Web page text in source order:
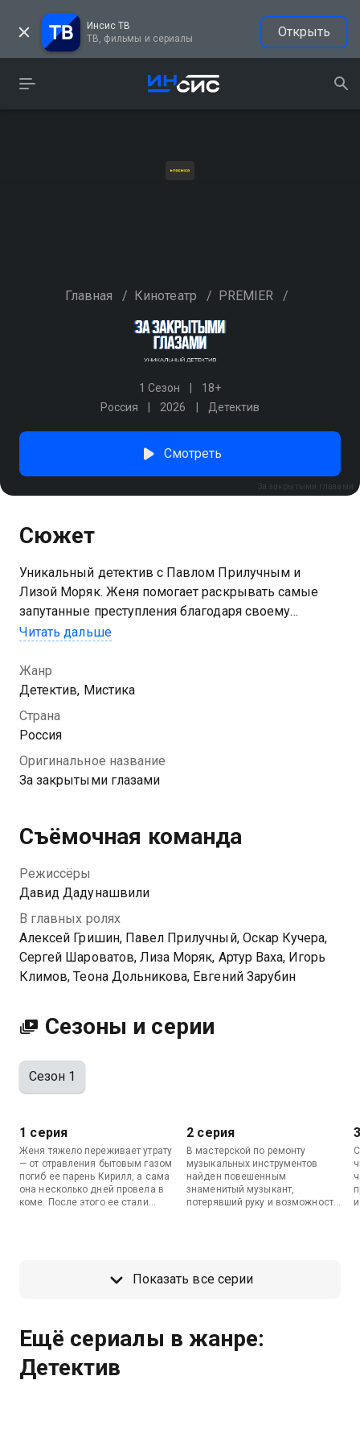
Инсис ТВ
ТВ, фильмы и сериалы
Открыть
Главная / Кинотеатр / PREMIER /
1 Сезон
18+
Россия
2026 Детектив
За закрытыми глазами
Смотреть
Сюжет
Уникальный детектив с Павлом Прилучным и
Лизой Моряк. Женя помогает раскрывать самые
запутанные преступления благодаря своему
удивительному дару: ей снятся провидческие сны в
полиции капитан Макаров полагает, что это великий
дар. Однако сама девушка считает свою
способность проклятием. Жене предстоит
разобраться в себе и понять, что вся ее жизнь не то,
Читать дальше
Жанр
Детектив, Мистика
Страна
Россия
Оригинальное название
За закрытыми глазами
Съёмочная команда
Режиссёры
Давид Дадунашвили
В главных ролях
Алексей Гришин, Павел Прилучный, Оскар Кучера,
Сергей Шароватов, Лиза Моряк, Артур Ваха, Игорь
Климов, Теона Дольникова, Евгений Зарубин
Сезоны и серии
Сезон 1
1 серия
Женя тяжело переживает утрату
— от отравления бытовым газом
погиб ее парень Кирилл, а сама
она несколько дней провела в
коме. После этого ее стали
мертвым бизнесмен, а под
2 серия
В мастерской по ремонту
музыкальных инструментов
найден повешенным
знаменитый музыкант,
потерявший руку и возможность
Показать все серии
Ещё сериалы в жанре:
Детектив